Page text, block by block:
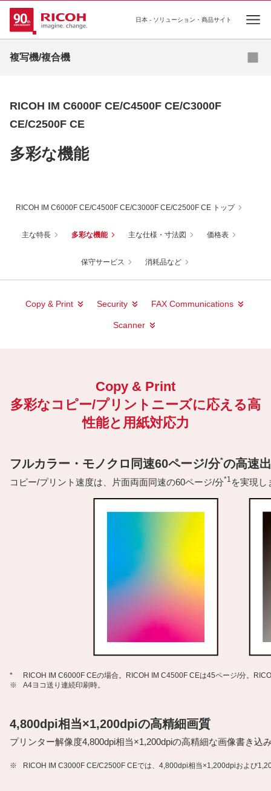
日本 - ソリューション・商品サイト
複写機/複合機
RICOH IM C6000F CE/C4500F CE/C3000F
CE/C2500F CE
多彩な機能
RICOH IM C6000F CE/C4500F CE/C3000F CE/C2500F CE トップ
主な特長 多彩な機能 主な仕様・寸法図 価格表
保守サービス 消耗品など
Copy & Print Security FAX Communications
Scanner
Copy & Print
多彩なコピー/プリントニーズに応える高
性能と用紙対応力
フルカラー・モノクロ同速60ページ/分*の高速
コピー/プリント速度は、片面両面同速の60ページ/分*1 を実現し
*
RICOH IM C6000F CEの場合。RICOH IM C4500F CEは45ページ/分。
※
A4ヨコ送り連続印刷時。
4,800dpi相当×1,200dpiの高精細画質
プリンター解像度4,800dpi相当×1,200dpiの高精細な画像書き
※ RICOH IM C3000F CE/C2500F CEでは、4,800dpi相当×1,200dpiおよび